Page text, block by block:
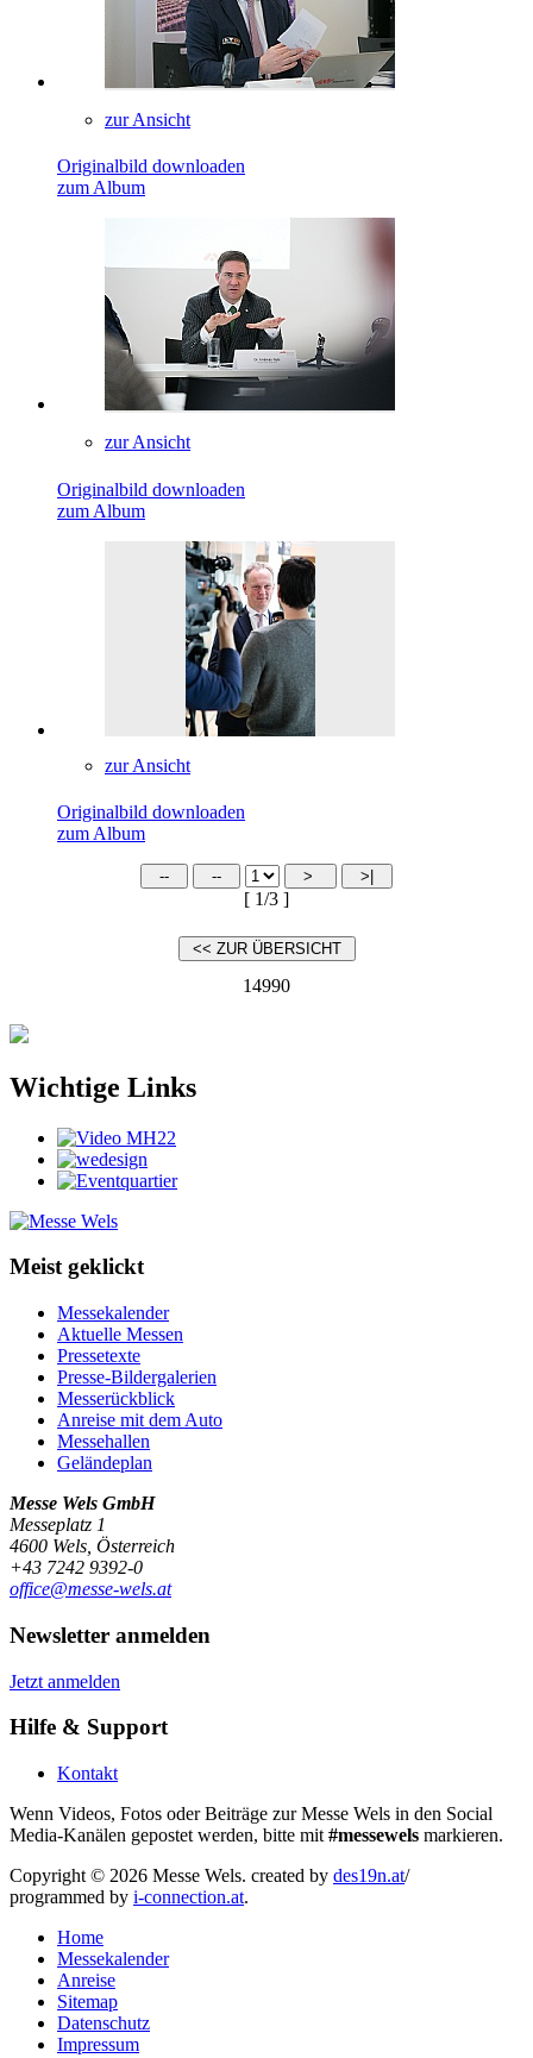
zur Ansicht
Originalbild downloaden
zum Album
zur Ansicht
Originalbild downloaden
zum Album
zur Ansicht
Originalbild downloaden
zum Album
[ 1/3 ]
14990
Wichtige Links
Meist geklickt
Messekalender
Aktuelle Messen
Pressetexte
Presse-Bildergalerien
Messerückblick
Anreise mit dem Auto
Messehallen
Geländeplan
Messe Wels GmbH
Messeplatz 1
4600 Wels, Österreich
+43 7242 9392-0
office@messe-wels.at
Newsletter anmelden
Jetzt anmelden
Hilfe & Support
Kontakt
Wenn Videos, Fotos oder Beiträge zur Messe Wels in den Social
Media-Kanälen gepostet werden, bitte mit #messewels markieren.
Copyright © 2026 Messe Wels. created by des19n.at/
programmed by i-connection.at.
Home
Messekalender
Anreise
Sitemap
Datenschutz
Impressum